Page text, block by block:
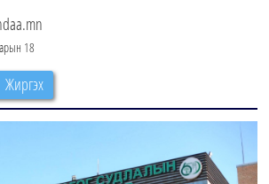
18
Жиргэх